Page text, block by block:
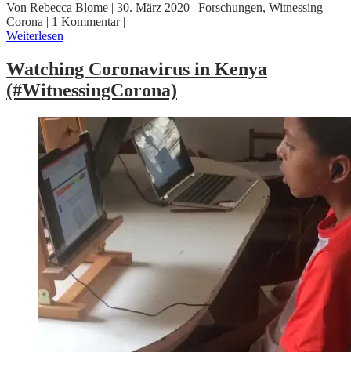
Von Rebecca Blome | 30. März 2020 | Forschungen, Witnessing
Corona | 1 Kommentar|
Weiterlesen
Watching Coronavirus in Kenya
(#WitnessingCorona)